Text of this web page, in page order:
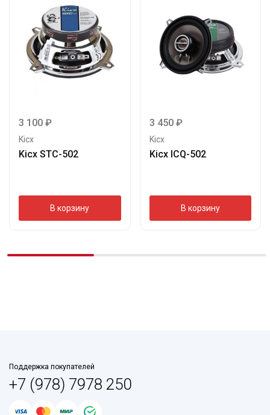
3 100 ₽
Kicx
Kicx STC-502
В корзину
3 450 ₽
Kicx
Kicx ICQ-502
В корзину
Поддержка покупателей
+7 (978) 7978 250